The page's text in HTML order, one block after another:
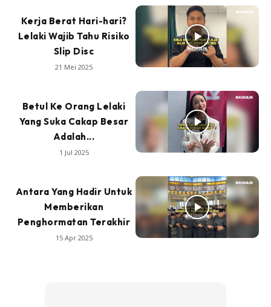
Kerja Berat Hari-hari?
Lelaki Wajib Tahu Risiko
Slip Disc
21 Mei 2025
Betul Ke Orang Lelaki
Yang Suka Cakap Besar
Adalah...
1 Jul 2025
Antara Yang Hadir Untuk
Memberikan
Penghormatan Terakhir
15 Apr 2025